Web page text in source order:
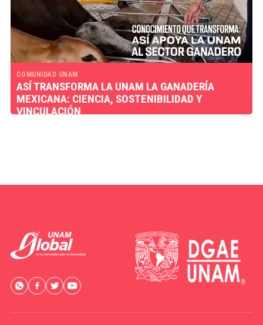
COMUNIDAD UNAM
ASÍ TRANSFORMA LA UNAM LA GANADERÍA
MEXICANA: CIENCIA, SOSTENIBILIDAD Y
VINCULACIÓN